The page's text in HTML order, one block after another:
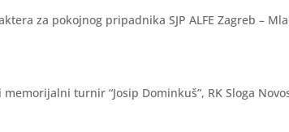
za pokojnog pripadnika SJP ALFE Zagreb –
turnir “Josip Dominkuš”, RK Sloga